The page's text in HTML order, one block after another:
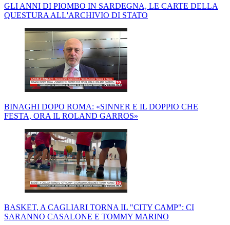
GLI ANNI DI PIOMBO IN SARDEGNA, LE CARTE DELLA
QUESTURA ALL'ARCHIVIO DI STATO
BINAGHI DOPO ROMA: «SINNER E IL DOPPIO CHE
FESTA, ORA IL ROLAND GARROS»
BASKET, A CAGLIARI TORNA IL "CITY CAMP": CI
SARANNO CASALONE E TOMMY MARINO